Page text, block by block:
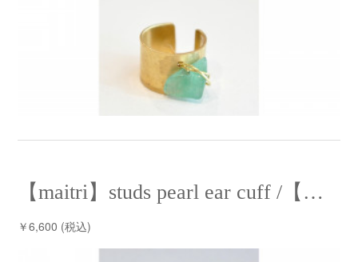
【maitri】studs pearl ear cuff /【マイトリー】スタッズパールイヤーカフ
￥6,600 (税込)